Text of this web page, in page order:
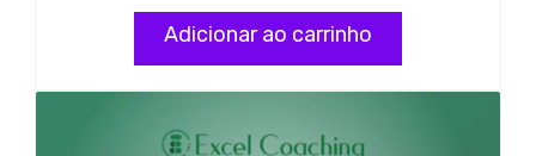
Adicionar ao carrinho